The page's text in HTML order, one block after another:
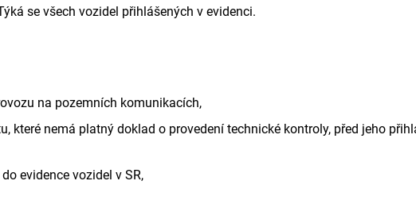
se všech vozidel přihlášených v evidenci.
na pozemních komunikacích,
nemá platný doklad o provedení technické kontroly, před jeho
evidence vozidel v SR,